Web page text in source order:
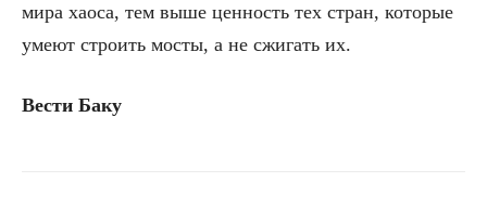
мира хаоса, тем выше ценность тех стран, которые
умеют строить мосты, а не сжигать их.
Вести Баку